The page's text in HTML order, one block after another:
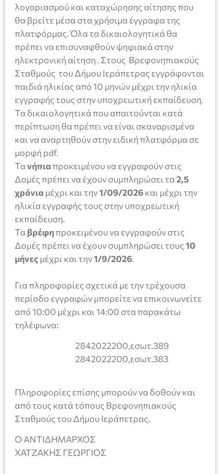
λογαριασμού και καταχώρησης αίτησης που
θα βρείτε μέσα στα χρήσιμα έγγραφα της
πλατφόρμας. Όλα τα δικαιολογητικά θα
πρέπει να επισυναφθούν ψηφιακά στην
ηλεκτρονική αίτηση . Στους Βρεφονηπιακούς
Σταθμούς του Δήμου Ιεράπετρας εγγράφονται
παιδιά ηλικίας από 10 μηνών μέχρι την ηλικία
εγγραφής τους στην υποχρεωτική εκπαίδευση.
Τα δικαιολογητικά που απαιτούνται κατά
περίπτωση θα πρέπει να είναι σκαναρισμένα
και να αναρτηθούν στην ειδική πλατφόρμα σε
μορφή pdf.
Τανήπιαπροκειμένου να εγγραφούν στις
Δομές πρέπει να έχουν συμπληρώσει τα2,5
χρόνια μέχρι και την1/09/2026και μέχρι την
ηλικία εγγραφής τους στην υποχρεωτική
εκπαίδευση.
Τα βρέφηπροκειμένου να εγγραφούν στις
Δομές πρέπει να έχουν συμπληρώσει τους10
μήνες μέχρι και την1/9/2026.
Για πληροφορίες σχετικά με την τρέχουσα
περίοδο εγγραφών μπορείτε να επικοινωνείτε
από 10:00 μέχρι και 14:00 στα παρακάτω
τηλέφωνα:
2842022200,εσωτ.389
2842022200,εσωτ.383
Πληροφορίες επίσης μπορούν να δοθούν και
από τους κατά τόπους Βρεφονηπιακούς
Σταθμούς του Δήμου Ιεράπετρας.
Ο ΑΝΤΙΔΗΜΑΡΧΟΣ
ΧΑΤΖΑΚΗΣ ΓΕΩΡΓΙΟΣ